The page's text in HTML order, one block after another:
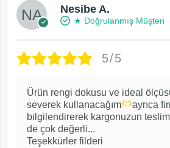
Nesibe A.
★ Doğrulanmış Müşteri
5/5
Ürün rengi dokusu ve ideal
severek kullanacağım
ayrıca
bilgilendirerek kargonuzun
de çok değerli...
Teşekkürler filderi